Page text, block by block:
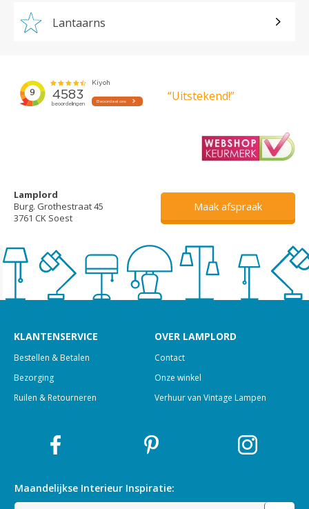
Lantaarns
“Uitstekend!”
Lamplord
Burg. Grothestraat 45
3761 CK Soest
Maak afspraak
KLANTENSERVICE
Bestellen & Betalen
Bezorging
Ruilen & Retourneren
OVER LAMPLORD
Contact
Onze winkel
Verhuur van Vintage Lampen
Maandelijkse Interieur Inspiratie: